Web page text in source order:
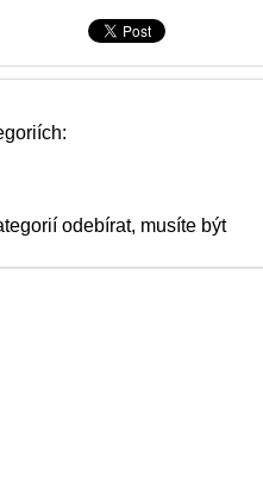
odebírat, musíte být